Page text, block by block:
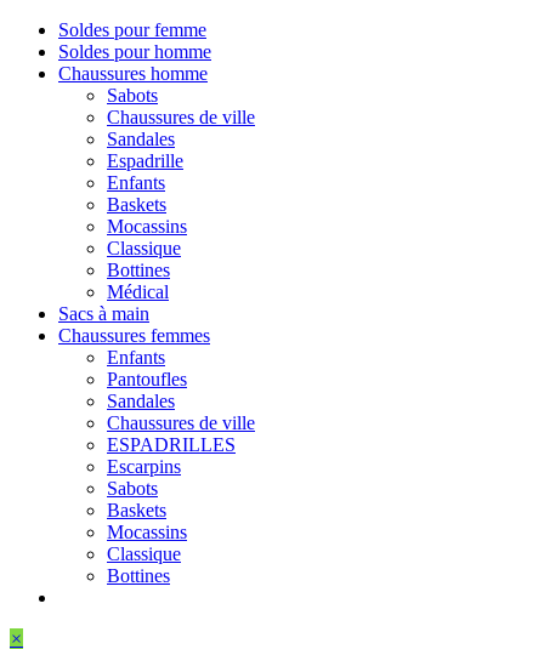
Soldes pour femme
Soldes pour homme
Chaussures homme
Sabots
Chaussures de ville
Sandales
Espadrille
Enfants
Baskets
Mocassins
Classique
Bottines
Médical
Sacs à main
Chaussures femmes
Enfants
Pantoufles
Sandales
Chaussures de ville
ESPADRILLES
Escarpins
Sabots
Baskets
Mocassins
Classique
Bottines
×